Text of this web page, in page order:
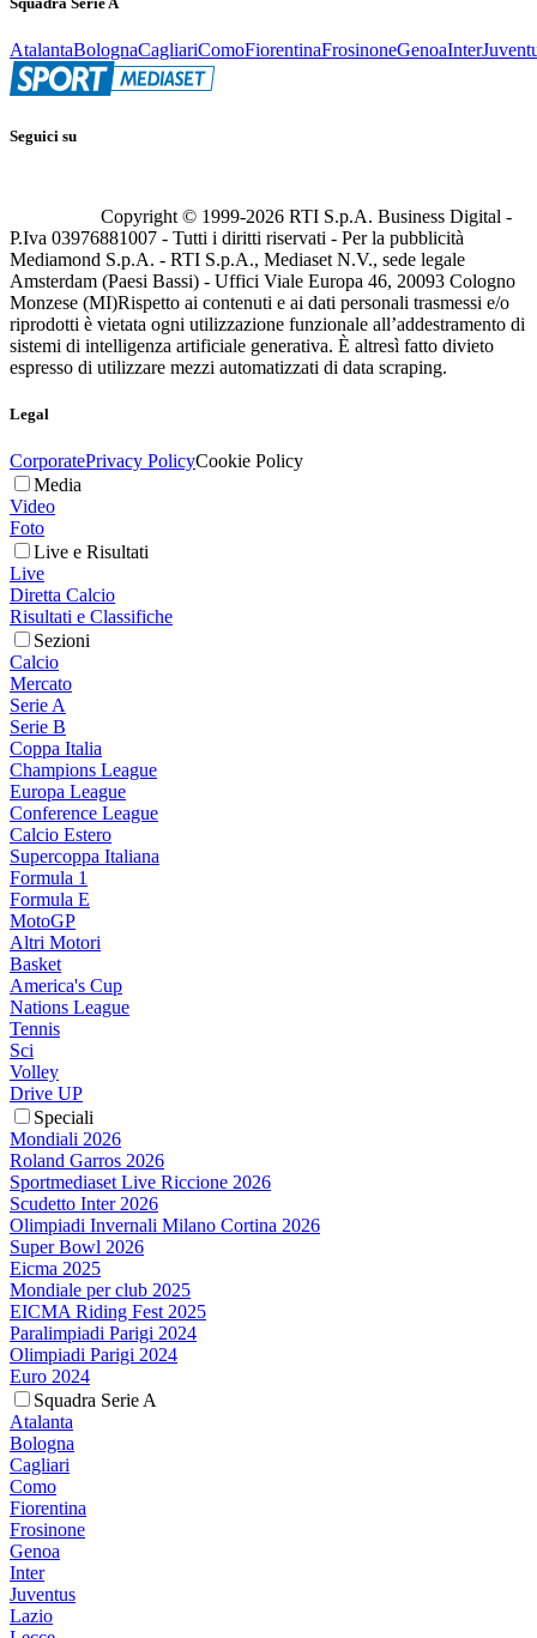
AtalantaBolognaCagliariComoFiorentinaFrosinoneGenoaInter
Seguici su
Copyright © 1999-2026 RTI S.p.A. Business Digital -
P.Iva 03976881007 - Tutti i diritti riservati - Per la pubblicità
Mediamond S.p.A. - RTI S.p.A., Mediaset N.V., sede legale
Amsterdam (Paesi Bassi) - Uffici Viale Europa 46, 20093 Cologno
Monzese (MI)Rispetto ai contenuti e ai dati personali trasmessi e/o
riprodotti è vietata ogni utilizzazione funzionale all’addestramento di
sistemi di intelligenza artificiale generativa. È altresì fatto divieto
espresso di utilizzare mezzi automatizzati di data scraping.
Legal
CorporatePrivacy PolicyCookie Policy
Media
Video
Foto
Live e Risultati
Live
Diretta Calcio
Risultati e Classifiche
Sezioni
Calcio
Mercato
Serie A
Serie B
Coppa Italia
Champions League
Europa League
Conference League
Calcio Estero
Supercoppa Italiana
Formula 1
Formula E
MotoGP
Altri Motori
Basket
America's Cup
Nations League
Tennis
Sci
Volley
Drive UP
Speciali
Mondiali 2026
Roland Garros 2026
Sportmediaset Live Riccione 2026
Scudetto Inter 2026
Olimpiadi Invernali Milano Cortina 2026
Super Bowl 2026
Eicma 2025
Mondiale per club 2025
EICMA Riding Fest 2025
Paralimpiadi Parigi 2024
Olimpiadi Parigi 2024
Euro 2024
Squadra Serie A
Atalanta
Bologna
Cagliari
Como
Fiorentina
Frosinone
Genoa
Inter
Juventus
Lazio